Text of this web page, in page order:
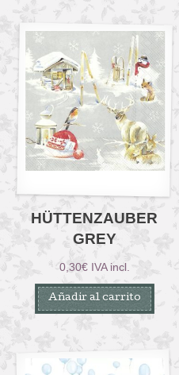
HÜTTENZAUBER
GREY
0,30€ IVA incl.
Añadir al carrito